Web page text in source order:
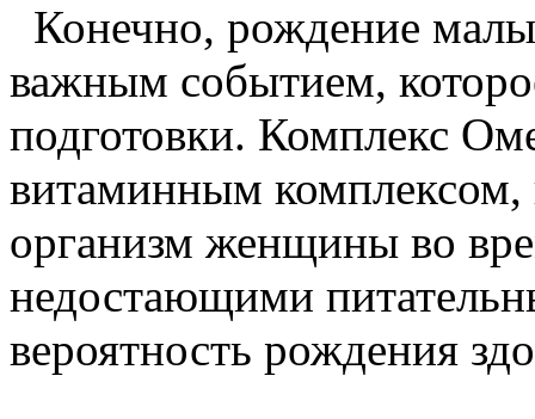
Конечно, рождение
важным событием,
подготовки. Комплекс
витаминным комплексом,
организм женщины во
недостающими
вероятность рождения